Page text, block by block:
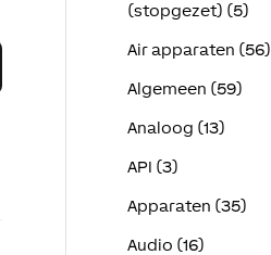
(stopgezet) (5)
Air apparaten (56)
Algemeen (59)
Analoog (13)
API (3)
Apparaten (35)
Audio (16)